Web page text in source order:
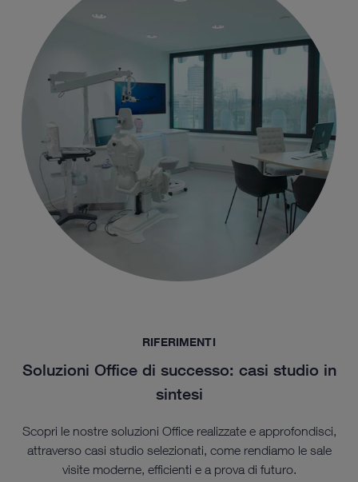
RIFERIMENTI
Soluzioni Office di successo: casi studio in
sintesi
Scopri le nostre soluzioni Office realizzate e approfondisci,
attraverso casi studio selezionati, come rendiamo le sale
visite moderne, efficienti e a prova di futuro.